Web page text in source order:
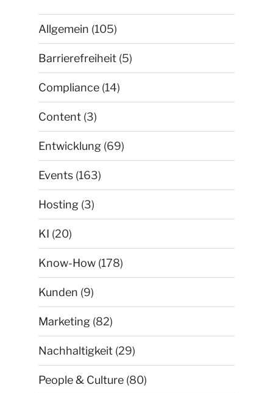
Allgemein (105)
Barrierefreiheit (5)
Compliance (14)
Content (3)
Entwicklung (69)
Events (163)
Hosting (3)
KI (20)
Know-How (178)
Kunden (9)
Marketing (82)
Nachhaltigkeit (29)
People & Culture (80)